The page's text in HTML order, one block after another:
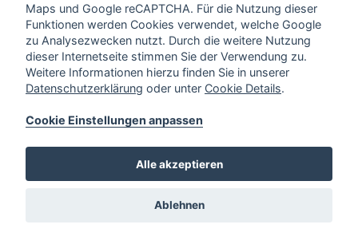
8. Aktualität und Änderung dieser
Datenschutzerklärung
9. Name und Kontaktdaten des für die
Verarbeitung Verantwortlichen sowie des
Datenschutzbeauftragten
Maps und Google reCAPTCHA. Für die Nutzung dieser
Funktionen werden Cookies verwendet, welche Google
zu Analysezwecken nutzt. Durch die weitere Nutzung
dieser Internetseite stimmen Sie der Verwendung zu.
Weitere Informationen hierzu finden Sie in unserer
Datenschutzerklärung oder unter Cookie Details.
Cookie Einstellungen anpassen
Alle akzeptieren
Ablehnen